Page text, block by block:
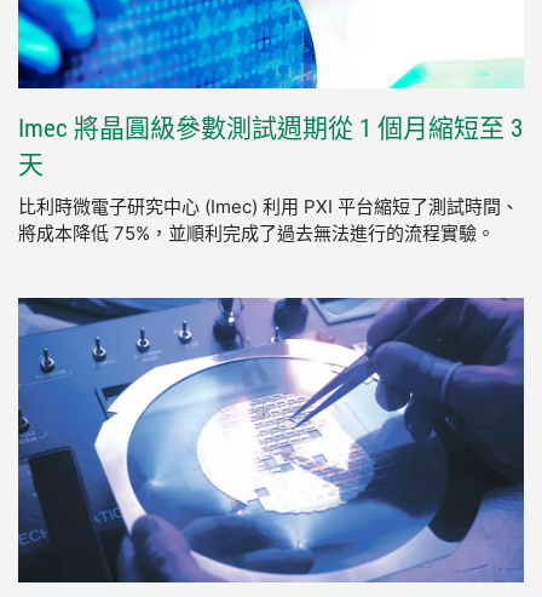
Imec 將晶圓級參數測試週期從 1 個月 縮短至 3
天
比利時微電子研究中心 (Imec) 利用 PXI 平台縮短了測試時間、
將成本降低 75%，並順利完成了過去無法進行的流程實驗。